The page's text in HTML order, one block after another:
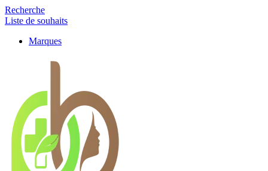
Recherche
Liste de souhaits
Marques